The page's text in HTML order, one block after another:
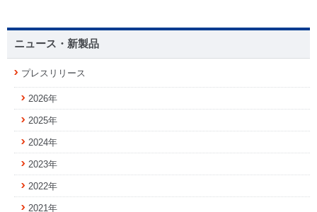
ニュース・新製品
プレスリリース
2026年
2025年
2024年
2023年
2022年
2021年